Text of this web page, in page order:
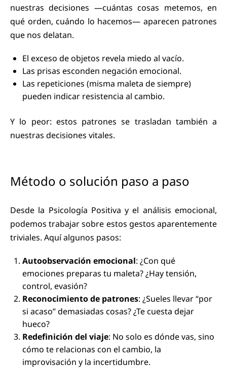
nuestras decisiones —cuántas cosas metemos, en
qué orden, cuándo lo hacemos— aparecen patrones
que nos delatan.
El exceso de objetos revela miedo al vacío.
Las prisas esconden negación emocional.
Las repeticiones (misma maleta de siempre)
pueden indicar resistencia al cambio.
Y lo peor: estos patrones se trasladan también a
nuestras decisiones vitales.
Método o solución paso a paso
Desde la Psicología Positiva y el análisis emocional,
podemos trabajar sobre estos gestos aparentemente
triviales. Aquí algunos pasos:
Autoobservación emocional: ¿Con qué
emociones preparas tu maleta? ¿Hay tensión,
control, evasión?
Reconocimiento de patrones: ¿Sueles llevar “por
si acaso” demasiadas cosas? ¿Te cuesta dejar
hueco?
Redefinición del viaje: No solo es dónde vas, sino
cómo te relacionas con el cambio, la
improvisación y la incertidumbre.